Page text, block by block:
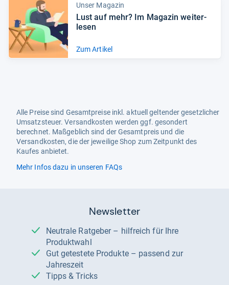
Unser Magazin
Lust auf mehr? Im Maga­zin wei­ter­
le­sen
Zum Artikel
Alle Preise sind Gesamtpreise inkl. aktuell geltender gesetzlicher
Umsatzsteuer. Versandkosten werden ggf. gesondert
berechnet. Maßgeblich sind der Gesamtpreis und die
Versandkosten, die der jeweilige Shop zum Zeitpunkt des
Kaufes anbietet.
Mehr Infos dazu in unseren FAQs
Newsletter
Neutrale Ratgeber – hilfreich für Ihre
Produktwahl
Gut getestete Produkte – passend zur
Jahreszeit
Tipps & Tricks